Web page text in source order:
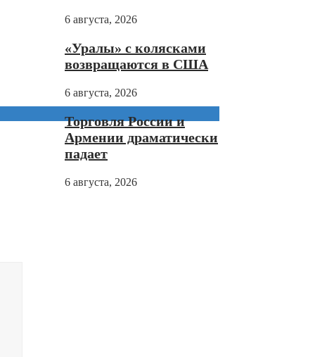
6 августа, 2026
«Уралы» с колясками
возвращаются в США
6 августа, 2026
Торговля России и
Армении драматически
падает
6 августа, 2026